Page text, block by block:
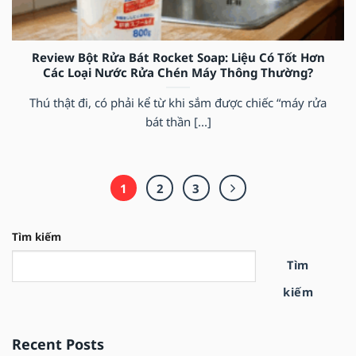
Tìm kiếm
Tìm
kiếm
Recent Posts
Review Bột Rửa Bát Rocket Soap: Liệu Có Tốt Hơn
Các Loại Nước Rửa Chén Máy Thông Thường?
Thú thật đi, có phải kể từ khi sắm được chiếc “máy rửa
bát thần [...]
1 2 3